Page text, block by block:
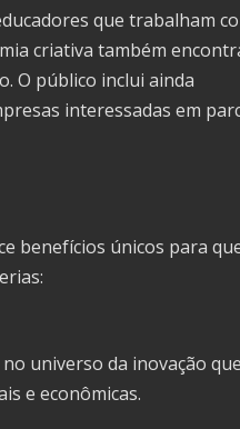
que trabalham
criativa também
O público inclui ainda
interessadas em
benefícios únicos para
universo da inovação
e econômicas.